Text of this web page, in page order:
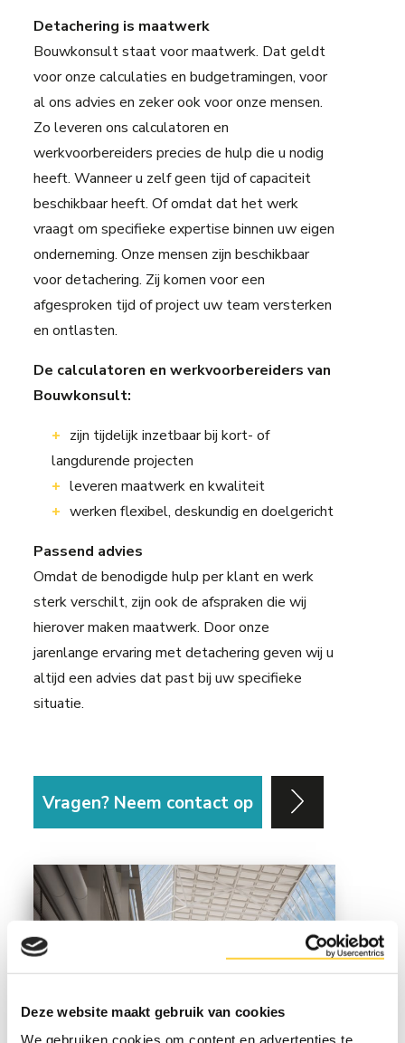
Deze website maakt gebruik van cookies
We gebruiken cookies om content en advertenties te
Detachering is maatwerk
Bouwkonsult staat voor maatwerk. Dat geldt
voor onze calculaties en budgetramingen, voor
al ons advies en zeker ook voor onze mensen.
Zo leveren ons calculatoren en
werkvoorbereiders precies de hulp die u nodig
heeft. Wanneer u zelf geen tijd of capaciteit
beschikbaar heeft. Of omdat dat het werk
vraagt om specifieke expertise binnen uw eigen
onderneming. Onze mensen zijn beschikbaar
voor detachering. Zij komen voor een
afgesproken tijd of project uw team versterken
en ontlasten.
De calculatoren en werkvoorbereiders van
Bouwkonsult:
zijn tijdelijk inzetbaar bij kort- of
langdurende projecten
leveren maatwerk en kwaliteit
werken flexibel, deskundig en doelgericht
Passend advies
Omdat de benodigde hulp per klant en werk
sterk verschilt, zijn ook de afspraken die wij
hierover maken maatwerk. Door onze
jarenlange ervaring met detachering geven wij u
altijd een advies dat past bij uw specifieke
situatie.
Vragen? Neem contact op